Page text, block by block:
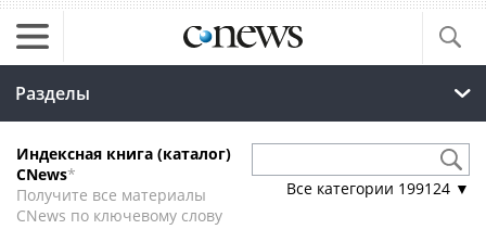
Разделы
Индексная книга (каталог)
CNews*
Получите все материалы
CNews по ключевому слову
Все категории 199124 ▼